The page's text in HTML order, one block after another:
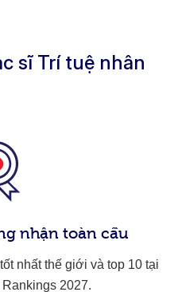
sĩ Trí tuệ nhân
nhận toàn cầu
nhất thế giới và top 10 tại
2027.